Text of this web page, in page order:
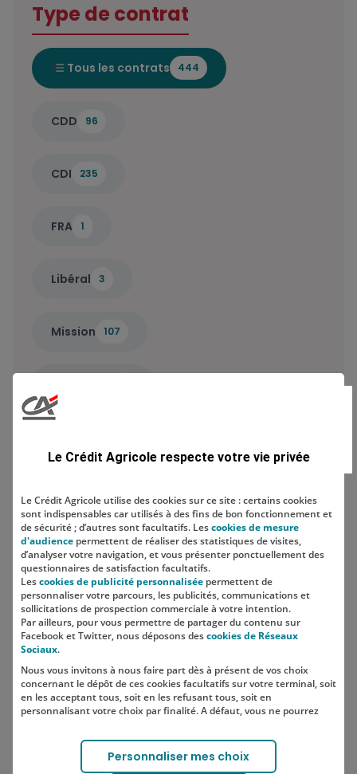
Type de contrat
Tous les contrats 444
CDD 96
CDI 235
FRA 1
Libéral 3
Mission 107
Localisation
SUIVEZ-NOUS SUR LES RÉSEAUX
SOCIAUX
Lien vers le compte Instagram
Lien vers le compte TikTok
Le Crédit Agricole respecte votre vie privée
Le Crédit Agricole utilise des cookies sur ce site : certains cookies
sont indispensables car utilisés à des fins de bon fonctionnement et
de sécurité ; d’autres sont facultatifs. Lescookies de mesure
d'audience permettent de réaliser des statistiques de visites,
d’analyser votre navigation, et vous présenter ponctuellement des
questionnaires de satisfaction facultatifs.
Lescookies de publicité personnalisée permettent de
personnaliser votre parcours, les publicités, communications et
sollicitations de prospection commerciale à votre intention.
Par ailleurs, pour vous permettre de partager du contenu sur
Facebook et Twitter, nous déposons descookies de Réseaux
Sociaux.
Nous vous invitons à nous faire part dès à présent de vos choix
concernant le dépôt de ces cookies facultatifs sur votre terminal, soit
en les acceptant tous, soit en les refusant tous, soit en
personnalisant votre choix par finalité. A défaut, vous ne pourrez
Votre choix est libre et peut être modifié à tout moment, en cliquant
sur le lien "Cookies", en bas de page.
Personnaliser mes choix